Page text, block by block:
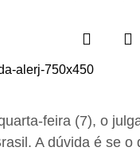
feira (7), o
A dúvida é se o